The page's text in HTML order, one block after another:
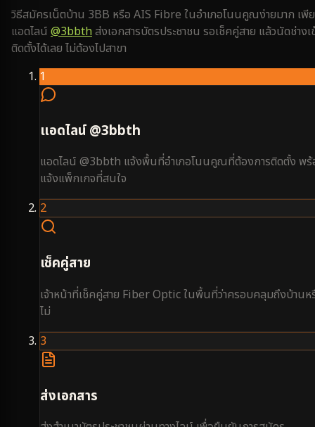
วิธีสมัครเน็ตบ้าน 3BB หรือ AIS Fibre ในอำเภอโนนคูณง่ายมาก เพี
แอดไลน์ @3bbthส่งเอกสารบัตรประชาชน รอเช็คคู่สาย แล้วนัดช่างเ
ติดตั้งได้เลย ไม่ต้องไปสาขา
1
แอดไลน์ @3bbth
แอดไลน์ @3bbth แจ้งพื้นที่อำเภอโนนคูณที่ต้องการติดตั้ง พ
แจ้งแพ็กเกจที่สนใจ
2
เช็คคู่สาย
เจ้าหน้าที่เช็คคู่สาย Fiber Optic ในพื้นที่ว่าครอบคลุมถึงบ้านห
ไม่
3
ส่งเอกสาร